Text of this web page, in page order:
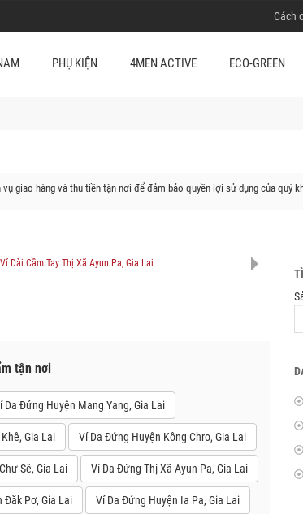
Cách
PHỤ KIỆN 4MEN ACTIVE ECO-GREEN
giao hàng và thu tiền tận nơi để đảm bảo quyền lợi sử dụng của quý
Ví Dài Cầm Tay Thị Xã Ayun Pa, Gia Lai
tận nơi
Da Đứng Huyện Mang Yang, Gia Lai
Gia Lai Ví Da Đứng Huyện Kông Chro, Gia Lai
Sê, Gia Lai Ví Da Đứng Thị Xã Ayun Pa, Gia Lai
Đăk Pơ, Gia Lai Ví Da Đứng Huyện Ia Pa, Gia Lai